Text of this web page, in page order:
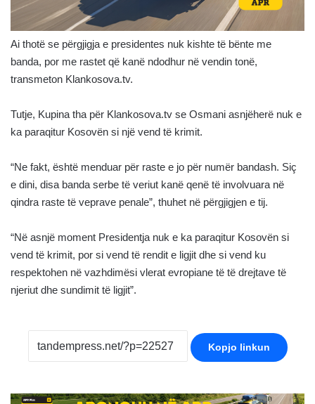
Ai thotë se përgjigja e presidentes nuk kishte të bënte me
banda, por me rastet që kanë ndodhur në vendin tonë,
transmeton Klankosova.tv.
Tutje, Kupina tha për Klankosova.tv se Osmani asnjëherë nuk e
ka paraqitur Kosovën si një vend të krimit.
“Ne fakt, është menduar për raste e jo për numër bandash. Siç
e dini, disa banda serbe të veriut kanë qenë të involvuara në
qindra raste të veprave penale”, thuhet në përgjigjen e tij.
“Në asnjë moment Presidentja nuk e ka paraqitur Kosovën si
vend të krimit, por si vend të rendit e ligjit dhe si vend ku
respektohen në vazhdimësi vlerat evropiane të të drejtave të
njeriut dhe sundimit të ligjit”.
Kopjo linkun